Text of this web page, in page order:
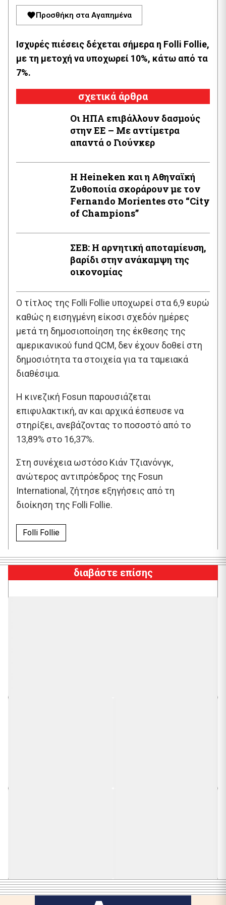
Προσθήκη στα Αγαπημένα
Ισχυρές πιέσεις δέχεται σήμερα η Folli Follie,
με τη μετοχή να υποχωρεί 10%, κάτω από τα
7%.
σχετικά άρθρα
Οι ΗΠΑ επιβάλλουν δασμούς
στην ΕΕ – Με αντίμετρα
απαντά ο Γιούνκερ
Η Heineken και η Αθηναϊκή
Ζυθοποιία σκοράρουν με τον
Fernando Morientes στο “City
of Champions”
ΣΕΒ: Η αρνητική αποταμίευση,
βαρίδι στην ανάκαμψη της
οικονομίας
Ο τίτλος της Folli Follie υποχωρεί στα 6,9 ευρώ
καθώς η εισηγμένη είκοσι σχεδόν ημέρες
μετά τη δημοσιοποίηση της έκθεσης της
αμερικανικού fund QCM, δεν έχουν δοθεί στη
δημοσιότητα τα στοιχεία για τα ταμειακά
διαθέσιμα.
H κινεζική Fosun παρουσιάζεται
επιφυλακτική, αν και αρχικά έσπευσε να
στηρίξει, ανεβάζοντας το ποσοστό από το
13,89% στο 16,37%.
Στη συνέχεια ωστόσο Κιάν Τζιανόνγκ,
ανώτερος αντιπρόεδρος της Fosun
International, ζήτησε εξηγήσεις από τη
διοίκηση της Folli Follie.
Folli Follie
διαβάστε επίσης